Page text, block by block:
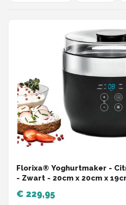
Florixa® Yoghurtmaker -
- Zwart - ‎20cm x 20cm x
€ 229,95